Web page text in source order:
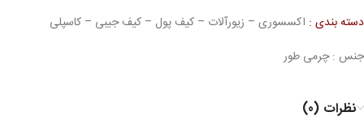
دسته بندی : اکسسوری – زیورآلات – کیف پول – کیف جیبی – کاسپلی
جنس : چرمی طور
نظرات (0)